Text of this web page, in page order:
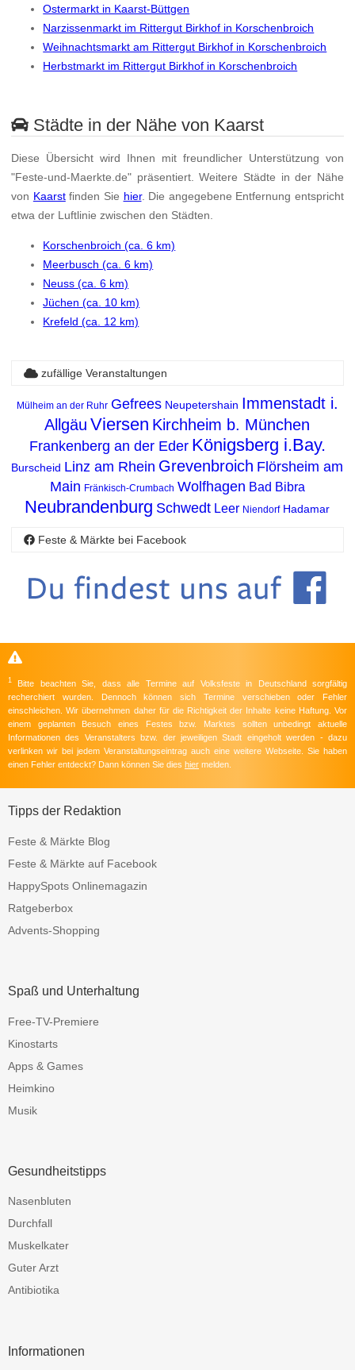
Ostermarkt in Kaarst-Büttgen
Narzissenmarkt im Rittergut Birkhof in Korschenbroich
Weihnachtsmarkt am Rittergut Birkhof in Korschenbroich
Herbstmarkt im Rittergut Birkhof in Korschenbroich
Städte in der Nähe von Kaarst
Diese Übersicht wird Ihnen mit freundlicher Unterstützung von
"Feste-und-Maerkte.de" präsentiert. Weitere Städte in der Nähe
von Kaarstfinden Sie hier. Die angegebene Entfernung entspricht
etwa der Luftlinie zwischen den Städten.
Korschenbroich (ca. 6 km)
Meerbusch (ca. 6 km)
Neuss (ca. 6 km)
Jüchen (ca. 10 km)
Krefeld (ca. 12 km)
zufällige Veranstaltungen
Mülheim an der Ruhr Gefrees Neupetershain Immenstadt i.
Allgäu Viersen Kirchheim b. München
Frankenberg an der Eder Königsberg i.Bay.
Burscheid Linz am Rhein Grevenbroich Flörsheim am
Main Fränkisch-Crumbach Wolfhagen Bad Bibra
Neubrandenburg Schwedt Leer Niendorf Hadamar
Feste & Märkte bei Facebook
1 Bitte beachten Sie, dass alle Termine auf Volksfeste in Deutschland sorgfältig
recherchiert wurden. Dennoch können sich Termine verschieben oder Fehler
einschleichen. Wir übernehmen daher für die Richtigkeit der Inhalte keine Haftung. Vor
einem geplanten Besuch eines Festes bzw. Marktes sollten unbedingt aktuelle
Informationen des Veranstalters bzw. der jeweiligen Stadt eingeholt werden - dazu
verlinken wir bei jedem Veranstaltungseintrag auch eine weitere Webseite. Sie haben
einen Fehler entdeckt? Dann können Sie dies hier melden.
Tipps der Redaktion
Feste & Märkte Blog
Feste & Märkte auf Facebook
HappySpots Onlinemagazin
Ratgeberbox
Advents-Shopping
Spaß und Unterhaltung
Free-TV-Premiere
Kinostarts
Apps & Games
Heimkino
Musik
Gesundheitstipps
Nasenbluten
Durchfall
Muskelkater
Guter Arzt
Antibiotika
Informationen